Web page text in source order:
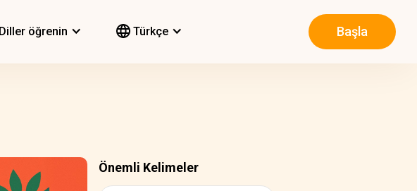
Diller öğrenin Türkçe Başla
Önemli Kelimeler